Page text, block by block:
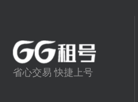
省心交易 快捷上号